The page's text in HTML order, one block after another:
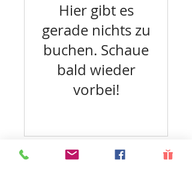
Hier gibt es
gerade nichts zu
buchen. Schaue
bald wieder
vorbei!